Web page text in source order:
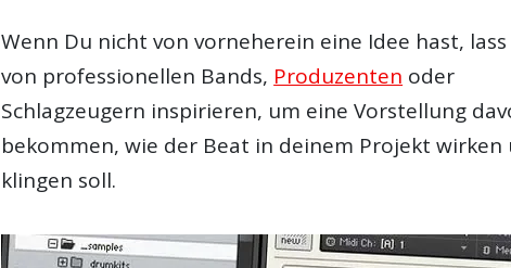
Wenn Du nicht von vorneherein eine Idee hast, lass
von professionellen Bands, Produzenten oder
Schlagzeugern inspirieren, um eine Vorstellung
bekommen, wie der Beat in deinem Projekt wirken
klingen soll.